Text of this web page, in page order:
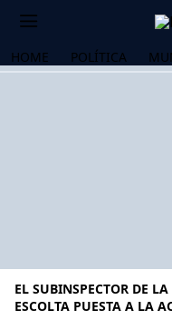
HOME POLÍTICA
EL SUBINSPECTOR DE
ESCOLTA PUESTA A LA